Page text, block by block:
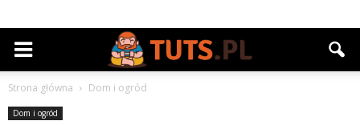
Strona główna Dom i ogród
Dom i ogród